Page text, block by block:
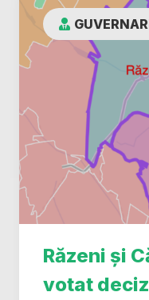
Răzeni și
votat